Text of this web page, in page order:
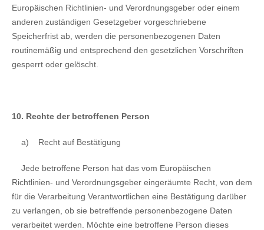
Europäischen Richtlinien- und Verordnungsgeber oder einem
anderen zuständigen Gesetzgeber vorgeschriebene
Speicherfrist ab, werden die personenbezogenen Daten
routinemäßig und entsprechend den gesetzlichen Vorschriften
gesperrt oder gelöscht.
10. Rechte der betroffenen Person
a) Recht auf Bestätigung
Jede betroffene Person hat das vom Europäischen
Richtlinien- und Verordnungsgeber eingeräumte Recht, von dem
für die Verarbeitung Verantwortlichen eine Bestätigung darüber
zu verlangen, ob sie betreffende personenbezogene Daten
verarbeitet werden. Möchte eine betroffene Person dieses